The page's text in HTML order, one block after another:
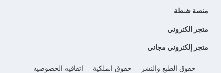
منصة شنطة
متجر الكتروني
متجر إلكتروني مجاني
حقوق الطبع والنشر حقوق الملكية اتفاقيه الخصوصيه